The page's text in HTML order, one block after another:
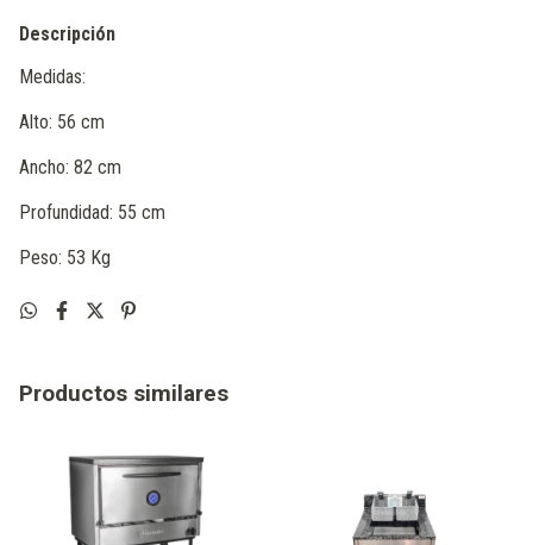
Descripción
Medidas:
Alto: 56 cm
Ancho: 82 cm
Profundidad: 55 cm
Peso: 53 Kg
Productos similares